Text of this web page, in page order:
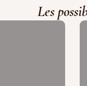
Les